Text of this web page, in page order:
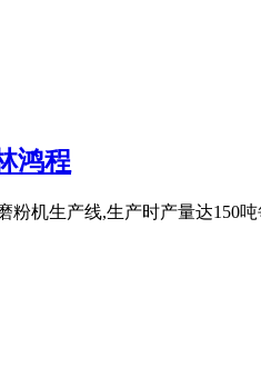
鸿程
粉机生产线,生产时产量达